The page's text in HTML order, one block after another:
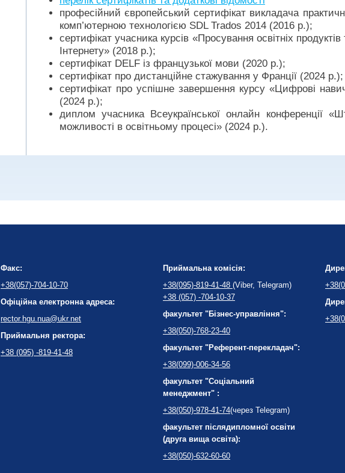
професійний європейський сертифікат викладача
комп’ютерною технологією SDL Trados 2014 (2016 р.);
сертифікат учасника курсів «Просування освітніх
Інтернету» (2018 р.);
сертифікат DELF із французької мови (2020 р.);
сертифікат про дистанційне стажування у Франції (2024 р.);
сертифікат про успішне завершення курсу «Цифрові
(2024 р.);
диплом учасника Всеукраїнської онлайн конференції
можливості в освітньому процесі» (2024 р.).
Факс:
+38(057)-704-10-70
Офіційна електронна адреса:
rector.hgu.nua@ukr.net
Приймальня ректора:
+38 (095) -819-41-48
Приймальна комісія:
+38(095)-819-41-48 (Viber, Telegram)
+38 (057) -704-10-37
факультет "Бізнес-управління":
+38(050)-768-23-40
факультет "Референт-перекладач":
+38(099)-006-34-56
факультет "Соціальний
менеджмент" :
+38(050)-978-41-74(через Telegram)
факультет післядипломної освіти
(друга вища освіта):
+38(050)-632-60-60